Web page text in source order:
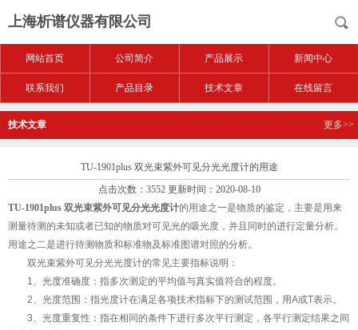
上海析谱仪器有限公司
网站首页 公司简介 产品展示 新闻中心
联系我们 产品目录 技术文章 在线留言
技术文章 更多>>
TU-1901plus 双光束紫外可见分光光度计的用途
点击次数：3552 更新时间：2020-08-10
TU-1901plus 双光束紫外可见分光光度计的用途之一是物质的鉴定，主要是用来
测量待测的未知或者已知的物质对可见光的吸光度，并且同时的进行定量分析。
用途之二是进行待测物质和标准物及标准图谱对照的分析。
双光束紫外可见分光光度计的常见主要指标说明：
1、光度准确度：指多次测定的平均值与真实值符合的程度。
2、光度范围：指光度计在满足各项技术指标下的测试范围，用A或T表示。
3、光度重复性：指在相同的条件下进行多次平行测定，各平行测定结果之间